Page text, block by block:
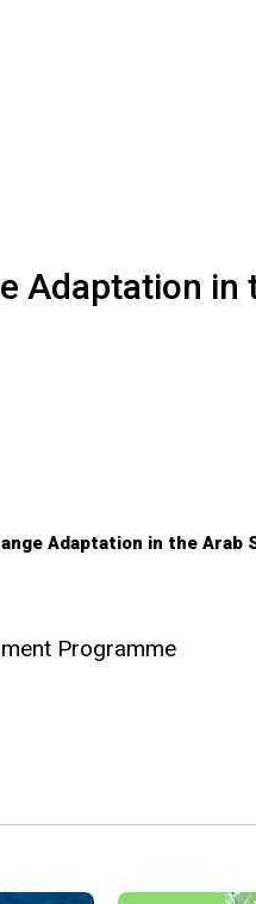
Programme
Adaptation in
Adaptation in the Arab